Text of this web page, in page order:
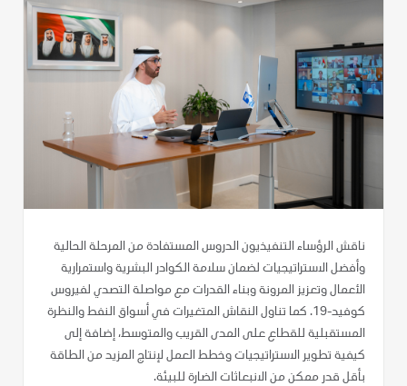
ناقش الرؤساء التنفيذيون الدروس المستفادة من المرحلة الحالية
وأفضل الاستراتيجيات لضمان سلامة الكوادر البشرية واستمرارية
الأعمال وتعزيز المرونة وبناء القدرات مع مواصلة التصدي لفيروس
كوفيد-19. كما تناول النقاش المتغيرات في أسواق النفط والنظرة
المستقبلية للقطاع على المدى القريب والمتوسط، إضافة إلى
كيفية تطوير الاستراتيجيات وخطط العمل لإنتاج المزيد من الطاقة
بأقل قدر ممكن من الانبعاثات الضارة للبيئة.